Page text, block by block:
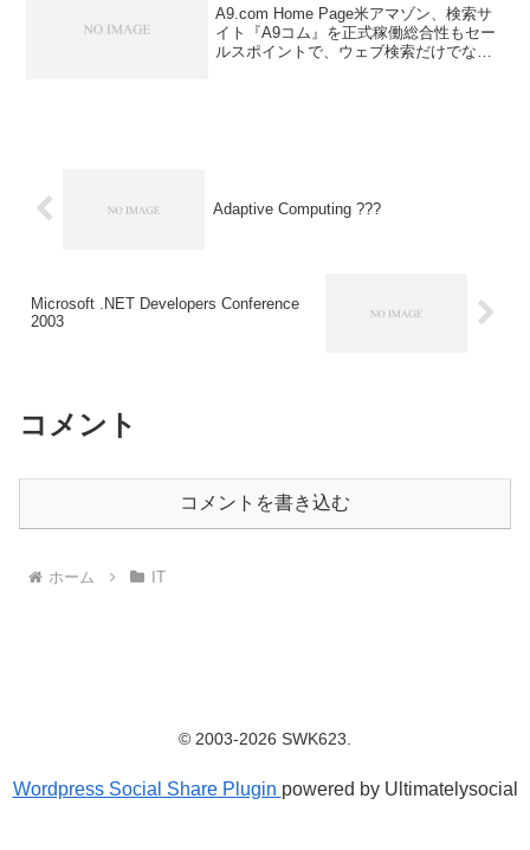
A9.com Home Page米アマゾン、検索サ
イト『A9コム』を正式稼働総合性もセー
ルスポイントで、ウェブ検索だけでな
Adaptive Computing ???
Microsoft .NET Developers Conference
2003
コメント
コメントを書き込む
ホーム IT
© 2003-2026 SWK623.
Wordpress Social Share Plugin powered by Ultimatelysocial